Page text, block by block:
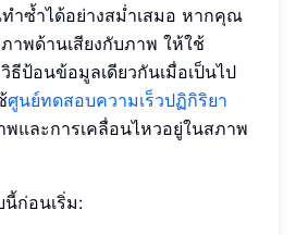
ำซ้ำได้อย่างสม่ำเสมอ หากคุณ
าพด้านเสียงกับภาพ ให้ใช้
ธีป้อนข้อมูลเดียวกันเมื่อเป็นไป
ศูนย์ทดสอบความเร็วปฏิกิริยา
พและการเคลื่อนไหวอยู่ในสภาพ
นี้ก่อนเริ่ม: